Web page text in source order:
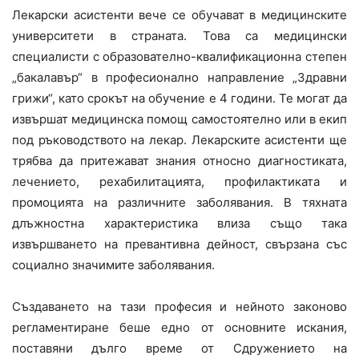
Лекарски асистенти вече се обучават в медицинските
университети в страната. Това са медицински
специалисти с образователно-квалификационна степен
„бакалавър“ в професионално направление „Здравни
грижи“, като срокът на обучение е 4 години. Те могат да
извършат медицинска помощ самостоятелно или в екип
под ръководството на лекар. Лекарските асистенти ще
трябва да притежават знания относно диагностиката,
лечението, рехабилитацията, профилактиката и
промоцията на различните заболявания. В тяхната
длъжностна характеристика влиза също така
извършването на превантивна дейност, свързана със
социално значимите заболявания.
Създаването на тази професия и нейното законово
регламентиране беше едно от основните искания,
поставяни дълго време от Сдружението на